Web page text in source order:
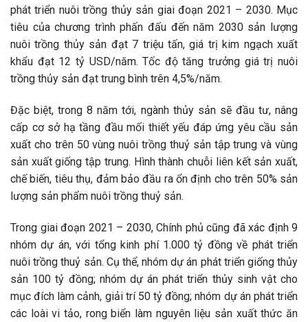
phát triển nuôi trồng thủy sản giai đoạn 2021 – 2030. Mục
tiêu của chương trình phấn đấu đến năm 2030 sản lượng
nuôi trồng thủy sản đạt 7 triệu tấn, giá trị kim ngạch xuất
khẩu đạt 12 tỷ USD/năm. Tốc độ tăng trưởng giá trị nuôi
trồng thủy sản đạt trung bình trên 4,5%/năm.
Đặc biệt, trong 8 năm tới, ngành thủy sản sẽ đầu tư, nâng
cấp cơ sở hạ tầng đầu mối thiết yếu đáp ứng yêu cầu sản
xuất cho trên 50 vùng nuôi trồng thuỷ sản tập trung và vùng
sản xuất giống tập trung. Hình thành chuỗi liên kết sản xuất,
chế biến, tiêu thụ, đảm bảo đầu ra ổn định cho trên 50% sản
lượng sản phẩm nuôi trồng thuỷ sản.
Trong giai đoạn 2021 – 2030, Chính phủ cũng đã xác định 9
nhóm dự án, với tổng kinh phí 1.000 tỷ đồng về phát triển
nuôi trồng thuỷ sản. Cụ thể, nhóm dự án phát triển giống thủy
sản 100 tỷ đồng; nhóm dự án phát triển thủy sinh vật cho
mục đích làm cảnh, giải trí 50 tỷ đồng; nhóm dự án phát triển
các loài vi tảo, rong biển làm nguyên liệu sản xuất thức ăn